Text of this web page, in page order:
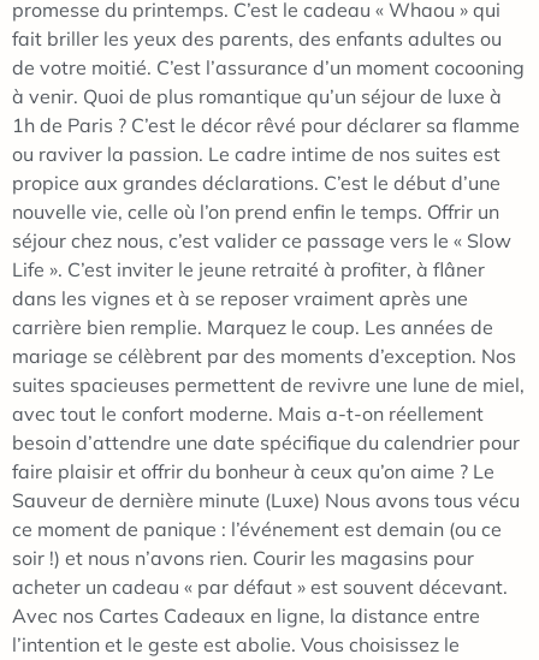
promesse du printemps. C’est le cadeau « Whaou » qui
fait briller les yeux des parents, des enfants adultes ou
de votre moitié. C’est l’assurance d’un moment cocooning
à venir. Quoi de plus romantique qu’un séjour de luxe à
1h de Paris ? C’est le décor rêvé pour déclarer sa flamme
ou raviver la passion. Le cadre intime de nos suites est
propice aux grandes déclarations. C’est le début d’une
nouvelle vie, celle où l’on prend enfin le temps. Offrir un
séjour chez nous, c’est valider ce passage vers le « Slow
Life ». C’est inviter le jeune retraité à profiter, à flâner
dans les vignes et à se reposer vraiment après une
carrière bien remplie. Marquez le coup. Les années de
mariage se célèbrent par des moments d’exception. Nos
suites spacieuses permettent de revivre une lune de miel,
avec tout le confort moderne. Mais a-t-on réellement
besoin d’attendre une date spécifique du calendrier pour
faire plaisir et offrir du bonheur à ceux qu’on aime ? Le
Sauveur de dernière minute (Luxe) Nous avons tous vécu
ce moment de panique : l’événement est demain (ou ce
soir !) et nous n’avons rien. Courir les magasins pour
acheter un cadeau « par défaut » est souvent décevant.
Avec nos Cartes Cadeaux en ligne, la distance entre
l’intention et le geste est abolie. Vous choisissez le